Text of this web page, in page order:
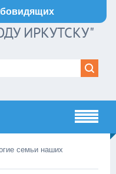
ИРКУТСКУ"
семьи наших